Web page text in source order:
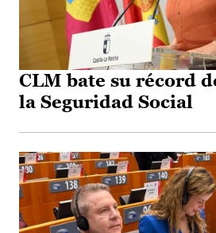
CLM bate su récord
la Seguridad Social